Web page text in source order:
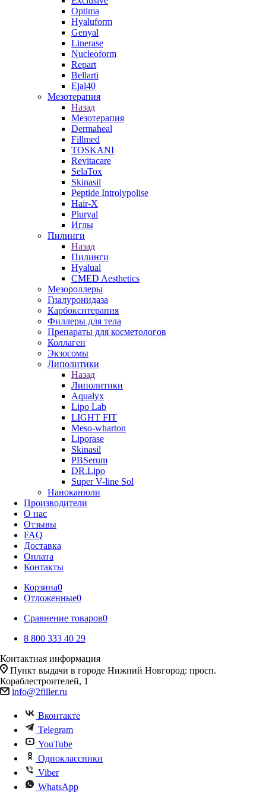
Optima
Hyaluform
Genyal
Linerase
Nucleoform
Repart
Bellarti
Ejal40
Мезотерапия
Назад
Мезотерапия
Dermaheal
Fillmed
TOSKANI
Revitacare
SelaTox
Skinasil
Peptide Introlypolise
Hair-X
Pluryal
Иглы
Пилинги
Назад
Пилинги
Hyalual
CMED Aesthetics
Мезороллеры
Гиалуронидаза
Карбокситерапия
Филлеры для тела
Препараты для косметологов
Коллаген
Экзосомы
Липолитики
Назад
Липолитики
Aqualyx
Lipo Lab
LIGHT FIT
Meso-wharton
Liporase
Skinasil
PBSerum
DR.Lipo
Super V-line Sol
Наноканюли
Производители
О нас
Отзывы
FAQ
Доставка
Оплата
Контакты
Корзина0
Отложенные0
Сравнение товаров0
8 800 333 40 29
Контактная информация
Пункт выдачи в городе Нижний Новгород: просп.
Кораблестроителей, 1
info@2filler.ru
Вконтакте
Telegram
YouTube
Одноклассники
Viber
WhatsApp